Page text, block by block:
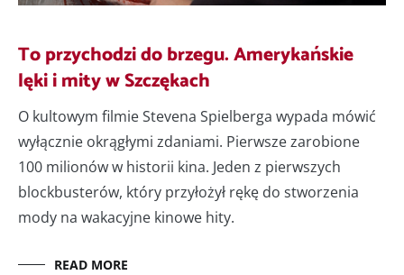
To przychodzi do brzegu. Amerykańskie
lęki i mity w Szczękach
O kultowym filmie Stevena Spielberga wypada mówić
wyłącznie okrągłymi zdaniami. Pierwsze zarobione
100 milionów w historii kina. Jeden z pierwszych
blockbusterów, który przyłożył rękę do stworzenia
mody na wakacyjne kinowe hity.
READ MORE